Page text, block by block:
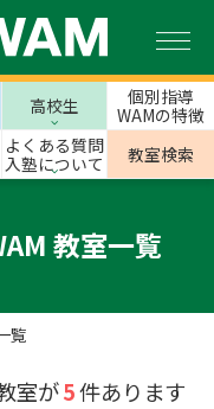
高校生
個別指導
WAMの特徴
よくある質問
入塾について
教室検索
教室一覧
覧
室が5件あります